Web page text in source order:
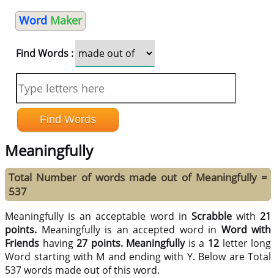
Word Maker
Find Words :
Meaningfully
Total Number of words made out of Meaningfully =
537
Meaningfully is an acceptable word in Scrabblewith 21
points. Meaningfully is an accepted word in Word with
Friends having27 points. Meaningfullyis a 12letter long
Word starting with M and ending with Y. Below are Total
537 words made out of this word.